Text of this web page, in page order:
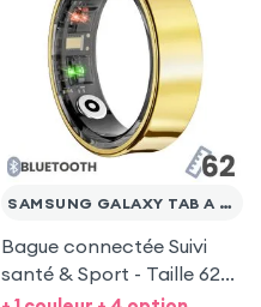
SAMSUNG GALAXY TAB A 7" (2016)
Bague connectée Suivi
santé & Sport - Taille 62
Or